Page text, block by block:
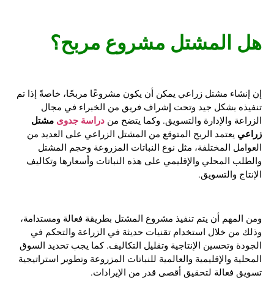
هل المشتل مشروع مربح؟
إن إنشاء مشتل زراعي يمكن أن يكون مشروعًا مربحًا، خاصةً إذا تم
تنفيذه بشكل جيد وتحت إشراف فريق من الخبراء في مجال
الزراعة والإدارة والتسويق. وكما يتضح من دراسة جدوى مشتل
زراعي يعتمد الربح المتوقع من المشتل الزراعي على العديد من
العوامل المختلفة، مثل نوع النباتات المزروعة وحجم المشتل
والطلب المحلي والإقليمي على هذه النباتات وأسعارها وتكاليف
الإنتاج والتسويق.
ومن المهم أن يتم تنفيذ مشروع المشتل بطريقة فعالة ومستدامة،
وذلك من خلال استخدام تقنيات حديثة في الزراعة والتحكم في
الجودة وتحسين الإنتاجية وتقليل التكاليف. كما يجب تحديد السوق
المحلية والإقليمية والعالمية للنباتات المزروعة وتطوير استراتيجية
تسويق فعالة لتحقيق أقصى قدر من الإيرادات.